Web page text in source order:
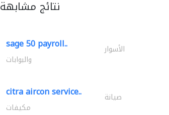
نتائج مشابهة
sage 50 payroll.. الأسوار
والبوابات
citra aircon service.. صيانة
مكيفات